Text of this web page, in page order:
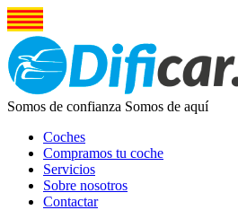
Somos de confianza Somos de aquí
Coches
Compramos tu coche
Servicios
Sobre nosotros
Contactar